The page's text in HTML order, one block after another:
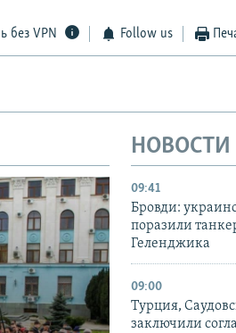
без VPN Follow us
НОВОСТИ
09:41
Бровди:
поразили
Геленджика
09:00
Турция,
заключили